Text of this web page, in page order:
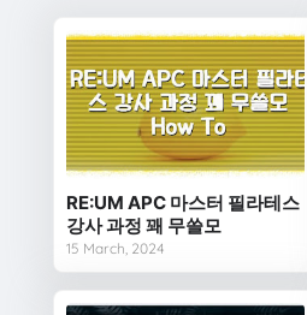
RE:UM APC 마스터 필라테스
강사 과정 꽤 무쓸모
15 March, 2024